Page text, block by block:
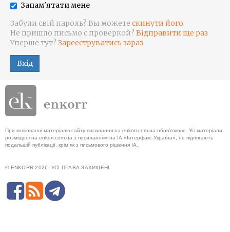
Запам'ятати мене
Забули свій пароль? Вы можете скинути його.
Не пришло письмо с проверкой? Відправити ще раз
Уперше тут? Зарееструватись зараз
Вхід
При копіюванні матеріалів сайту посилання на enkorr.com.ua обов'язкове. Усі матеріали,
розміщені на enkorr.com.ua з посиланням на ІА «Інтерфакс-Україна», не підлягають
подальшій публікації, крім як з письмового рішення ІА.
© ENKORR 2026. УСІ ПРАВА ЗАХИЩЕНІ.